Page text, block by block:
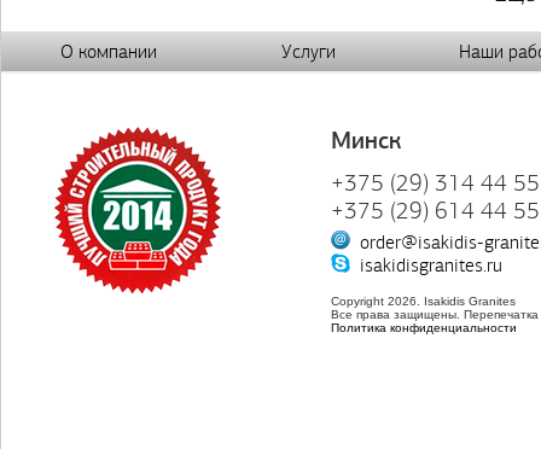
О компании Услуги Наши
Минск
+375 (29) 314 44 55
+375 (29) 614 44 55
order@isakidis-
isakidisgranites.ru
Copyright 2026. Isakidis Granites
Все права защищены.
Политика конфиденциальности